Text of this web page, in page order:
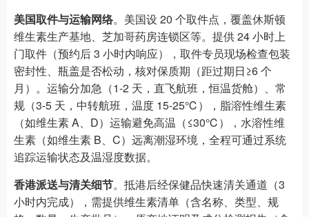
美国取件与运输网络。美国设 20 个取件点，覆盖休斯顿
维生素生产基地、芝加哥药房连锁区等。提供 24 小时上
门取件（预约后 3 小时内响应），取件专员现场检查包装
密封性、瓶盖是否松动，核对保质期（距过期日≥6 个
月）。运输分加急（1-2 天，直飞航班，恒温货舱）、常
规（3-5 天，中转航班，温度 15-25℃），脂溶性维生素
（如维生素 A、D）运输避免高温（≤30℃），水溶性维
生素（如维生素 B、C）远离潮湿环境，全程可通过系统
追踪运输状态及温湿度数据。​
香港派送与清关细节。抵港后经保健品快速清关通道（3
小时内完成），需提供维生素清单（含名称、类型、规